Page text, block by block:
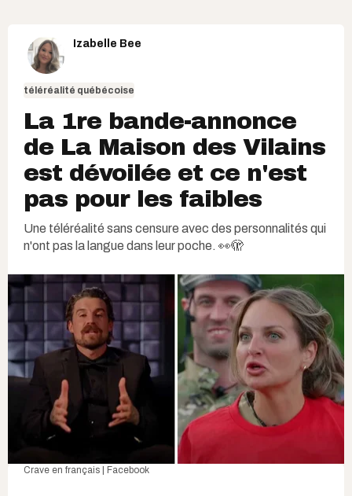
Izabelle Bee
téléréalité québécoise
La 1re bande-annonce
de La Maison des Vilains
est dévoilée et ce n'est
pas pour les faibles
Une téléréalité sans censure avec des personnalités qui
n'ont pas la langue dans leur poche. 👀🫣
Crave en français | Facebook